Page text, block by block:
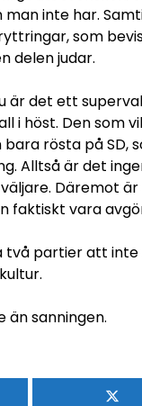
man inte har.
som
delen judar.
är det ett
i höst. Den som
rösta på SD,
Alltså är det
Däremot
faktiskt vara
två partier att
än sanningen.